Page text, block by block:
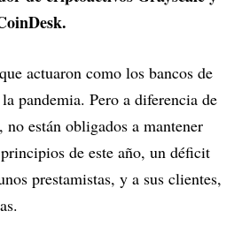
actuaron como los bancos de
pandemia. Pero a diferencia de
están obligados a mantener
de este año, un déficit
prestamistas, y a sus clientes,